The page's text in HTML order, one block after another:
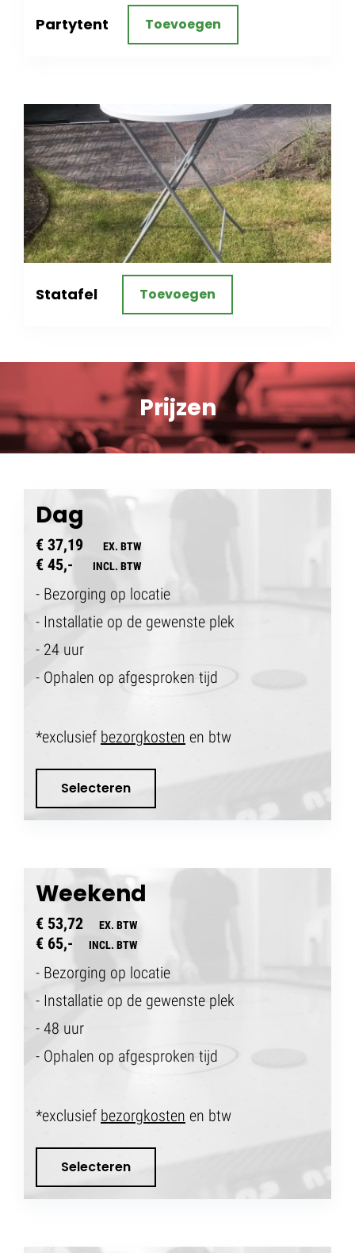
Partytent Toevoegen
Statafel Toevoegen
Prijzen
Dag
€ 37,19 EX. BTW
€ 45,- INCL. BTW
- Bezorging op locatie
- Installatie op de gewenste plek
- 24 uur
- Ophalen op afgesproken tijd
*exclusief bezorgkosten en btw
Selecteren
Weekend
€ 53,72 EX. BTW
€ 65,- INCL. BTW
- Bezorging op locatie
- Installatie op de gewenste plek
- 48 uur
- Ophalen op afgesproken tijd
*exclusief bezorgkosten en btw
Selecteren